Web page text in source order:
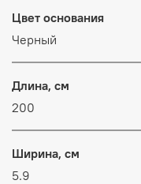
Цвет основания
Черный
Длина, см
200
Ширина, см
5.9